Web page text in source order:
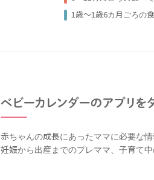
1歳〜1歳6カ月ごろの
赤ちゃんの成長にあったママに必要な情
妊娠から出産までのプレママ、子育て